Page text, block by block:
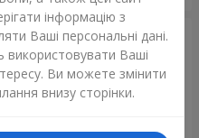
інформацію з
Ваші персональні дані.
використовувати Ваші
Ви можете змінити
внизу сторінки.